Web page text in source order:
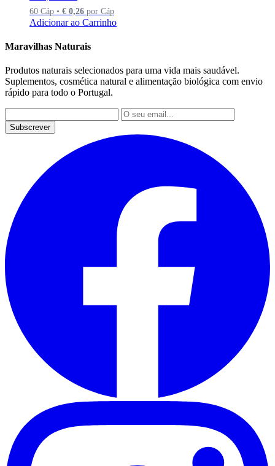
60 Cáp • € 0,26 por Cáp
Adicionar ao Carrinho
Maravilhas Naturais
Produtos naturais selecionados para uma vida mais saudável.
Suplementos, cosmética natural e alimentação biológica com envio
rápido para todo o Portugal.
Subscrever